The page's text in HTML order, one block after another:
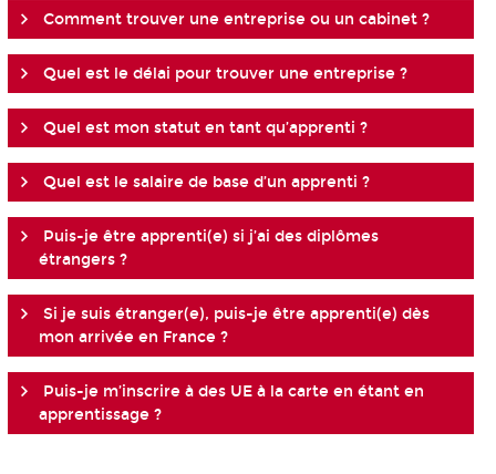
Comment trouver une entreprise ou un cabinet ?
Quel est le délai pour trouver une entreprise ?
Quel est mon statut en tant qu’apprenti ?
Quel est le salaire de base d’un apprenti ?
Puis-je être apprenti(e) si j’ai des diplômes
étrangers ?
Si je suis étranger(e), puis-je être apprenti(e) dès
mon arrivée en France ?
Puis-je m’inscrire à des UE à la carte en étant en
apprentissage ?